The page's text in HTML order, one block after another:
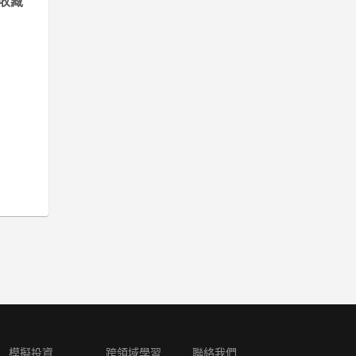
模擬投資 跨領域學習 聯絡我們